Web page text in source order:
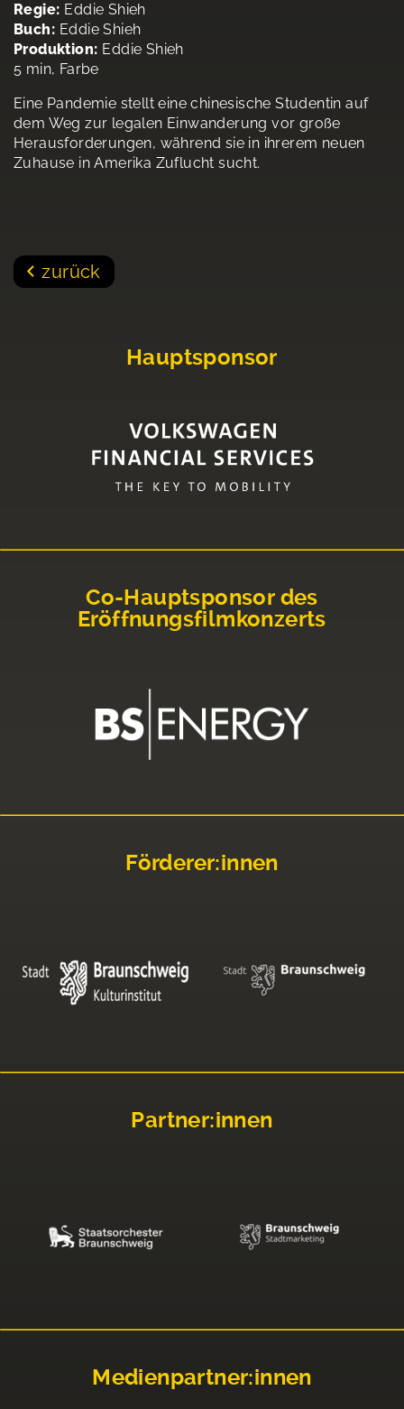
Regie: Eddie Shieh
Buch: Eddie Shieh
Produktion: Eddie Shieh
5 min, Farbe
Eine Pandemie stellt eine chinesische Studentin auf
dem Weg zur legalen Einwanderung vor große
Herausforderungen, während sie in ihrerem neuen
Zuhause in Amerika Zuflucht sucht.
zurück
Hauptsponsor
Co-Hauptsponsor des
Eröffnungsfilmkonzerts
Förderer:innen
Partner:innen
Medienpartner:innen